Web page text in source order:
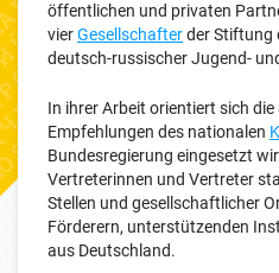
öffentlichen und privaten
vierGesellschafterder Stiftung
deutsch-russischer Jugend-
In ihrer Arbeit orientiert sich
Empfehlungen des nationalen
Bundesregierung eingesetzt
Vertreterinnen und Vertreter
Stellen und gesellschaftlicher
Förderern, unterstützenden
aus Deutschland.